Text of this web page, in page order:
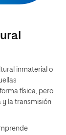
inmaterial o
física, pero
y la transmisión